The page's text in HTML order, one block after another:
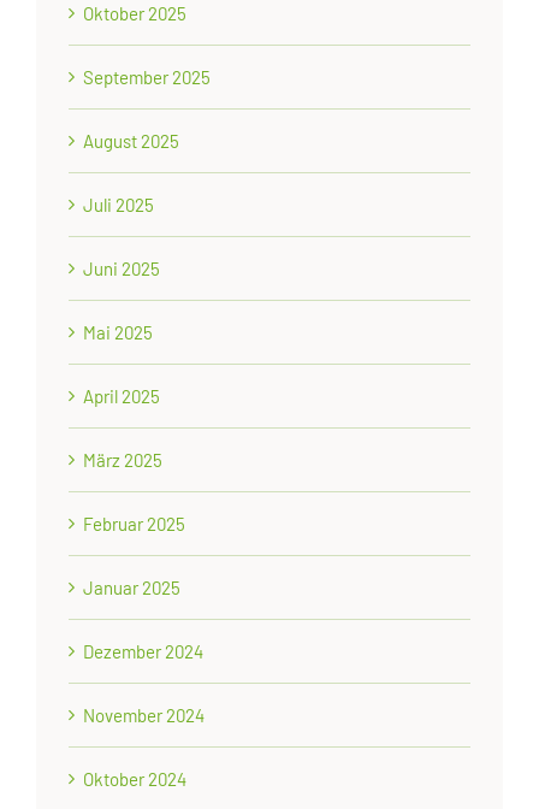
Oktober 2025
September 2025
August 2025
Juli 2025
Juni 2025
Mai 2025
April 2025
März 2025
Februar 2025
Januar 2025
Dezember 2024
November 2024
Oktober 2024